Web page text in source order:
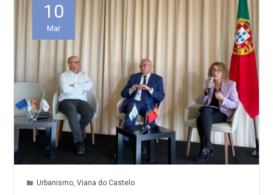
10
Mar
Urbanismo,Viana do Castelo